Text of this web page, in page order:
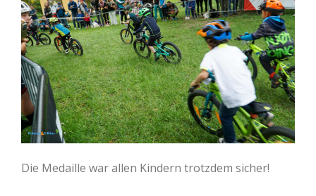
Die Medaille war allen Kindern trotzdem sicher!